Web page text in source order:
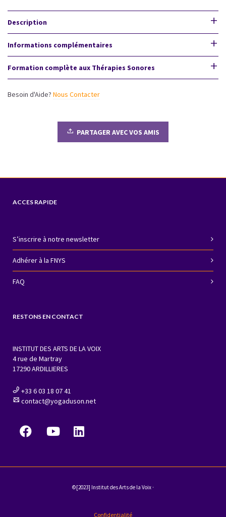
Sonores
cursus
complet
(les
Cessions
de
Printemps
Description
Informations complémentaires
Formation complète aux Thérapies Sonores
Besoin d'Aide? Nous Contacter
PARTAGER AVEC VOS AMIS
ACCES RAPIDE
S’inscrire à notre newsletter
Adhérer à la FNYS
FAQ
RESTONS EN CONTACT
INSTITUT DES ARTS DE LA VOIX
4 rue de Martray
17290 ARDILLIERES
+33 6 03 18 07 41
contact@yogaduson.net
©[2023] Institut des Arts de la Voix ·
Confidentialité